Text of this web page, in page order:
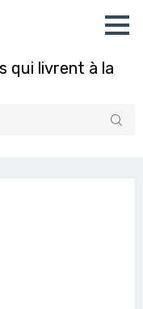
qui livrent à la